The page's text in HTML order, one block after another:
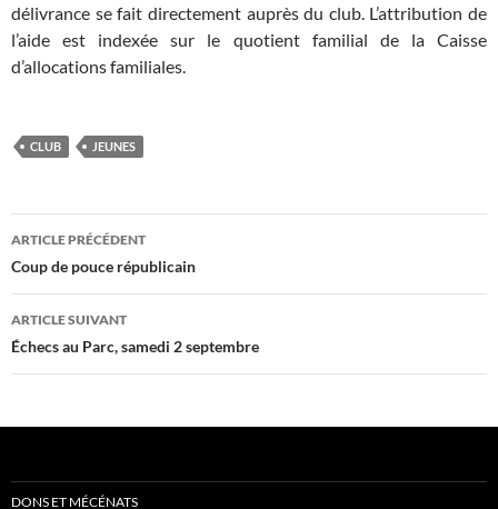
délivrance se fait directement auprès du club. L’attribution de
l’aide est indexée sur le quotient familial de la Caisse
d’allocations familiales.
CLUB JEUNES
Navigation
des
articles
ARTICLE PRÉCÉDENT
Coup de pouce républicain
ARTICLE SUIVANT
Échecs au Parc, samedi 2 septembre
DONS ET MÉCÉNATS